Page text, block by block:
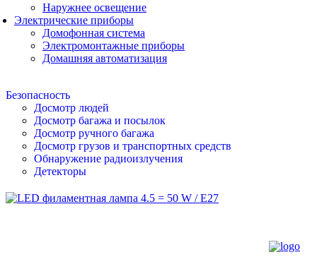
Наружнее освещение
Электрические приборы
Домофонная система
Электромонтажные приборы
Домашняя автоматизация
Безопасность
Досмотр людей
Досмотр багажа и посылок
Досмотр ручного багажа
Досмотр грузов и транспортных средств
Обнаружение радиоизлучения
Детекторы